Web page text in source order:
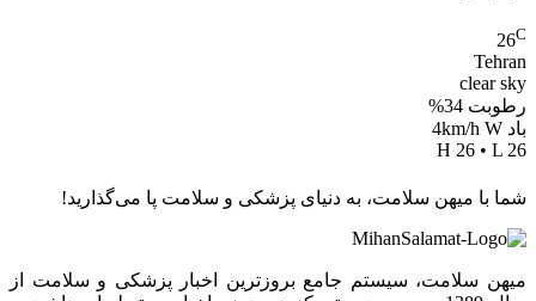
26C
Tehran
clear sky
رطوبت 34%
باد 4km/h W
H 26 • L 26
شما با میهن سلامت، به دنیای پزشکی و سلامت پا می‌گذارید!
میهن سلامت، سیستم جامع بروزترین اخبار پزشکی و سلامت از